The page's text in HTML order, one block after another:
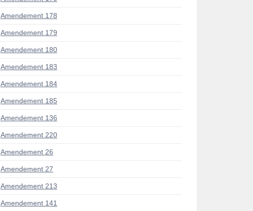
Amendement 178
Amendement 179
Amendement 180
Amendement 183
Amendement 184
Amendement 185
Amendement 136
Amendement 220
Amendement 26
Amendement 27
Amendement 213
Amendement 141